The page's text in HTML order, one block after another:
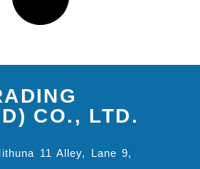
CO., LTD.
11 Alley, Lane 9,